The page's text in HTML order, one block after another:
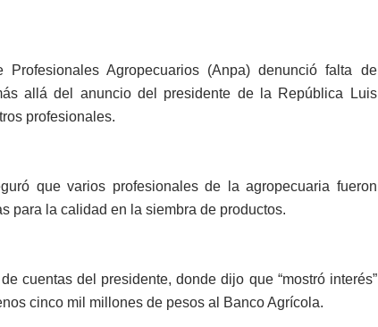
Profesionales Agropecuarios (Anpa) denunció falta de
allá del anuncio del presidente de la República Luis
profesionales.
que varios profesionales de la agropecuaria fueron
para la calidad en la siembra de productos.
cuentas del presidente, donde dijo que “mostró interés”
cinco mil millones de pesos al Banco Agrícola.